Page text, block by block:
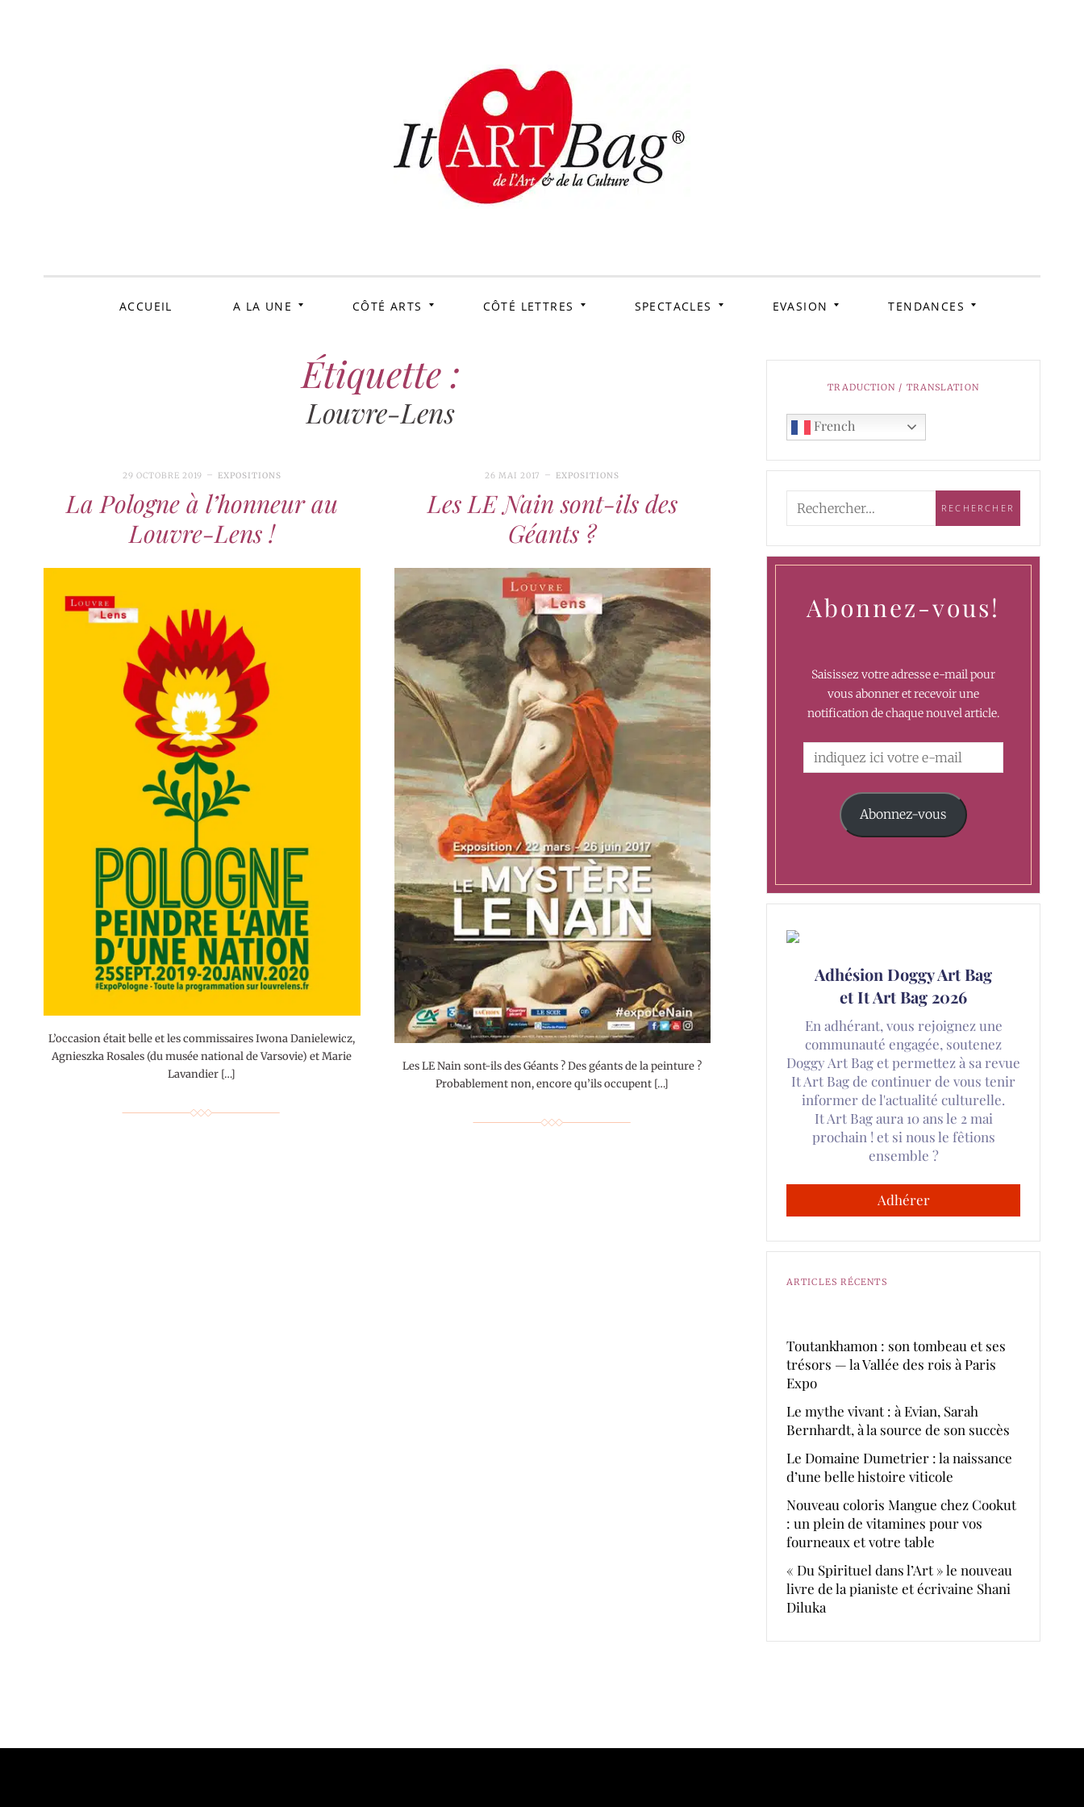
ItArtBag
ACCUEIL A LA UNE CÔTÉ ARTS CÔTÉ LETTRES SPECTACLES EVASION TENDANCES
Étiquette :
Louvre-Lens
29 OCTOBRE 2019 EXPOSITIONS
La Pologne à l’honneur au
Louvre-Lens !
L’occasion était belle et les commissaires Iwona Danielewicz,
Agnieszka Rosales (du musée national de Varsovie) et Marie
Lavandier […]
26 MAI 2017 EXPOSITIONS
Les LE Nain sont-ils des
Géants ?
Les LE Nain sont-ils des Géants ? Des géants de la peinture ?
Probablement non, encore qu’ils occupent […]
TRADUCTION / TRANSLATION
French
Abonnez-vous!
Saisissez votre adresse e-mail pour
vous abonner et recevoir une
notification de chaque nouvel article.
Abonnez-vous
Adhésion Doggy Art Bag
et It Art Bag 2026
En adhérant, vous rejoignez une
communauté engagée, soutenez
Doggy Art Bag et permettez à sa revue
It Art Bag de continuer de vous tenir
informer de l'actualité culturelle.
It Art Bag aura 10 ans le 2 mai
prochain ! et si nous le fêtions
ensemble ?
Adhérer
ARTICLES RÉCENTS
Toutankhamon : son tombeau et ses
trésors — la Vallée des rois à Paris
Expo
Le mythe vivant : à Evian, Sarah
Bernhardt, à la source de son succès
Le Domaine Dumetrier : la naissance
d’une belle histoire viticole
Nouveau coloris Mangue chez Cookut
: un plein de vitamines pour vos
fourneaux et votre table
« Du Spirituel dans l’Art » le nouveau
livre de la pianiste et écrivaine Shani
Diluka